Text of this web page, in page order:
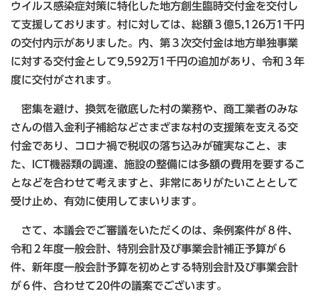
ウイルス感染症対策に特化した地方創生臨時交付金を交付し
て支援しております。村に対しては、総額３億5,126万1千円
の交付内示がありました。内、第３次交付金は地方単独事業
に対する交付金として9,592万1千円の追加があり、令和３年
度に交付がされます。
密集を避け、換気を徹底した村の業務や、商工業者のみな
さんの借入金利子補給などさまざまな村の支援策を支える交
付金であり、コロナ禍で税収の落ち込みが確実なこと、ま
た、ICT機器類の調達、施設の整備には多額の費用を要するこ
となどを合わせて考えますと、非常にありがたいこととして
受け止め、有効に使用してまいります。
さて、本議会でご審議をいただくのは、条例案件が８件、
令和２年度一般会計、特別会計及び事業会計補正予算が６
件、新年度一般会計予算を初めとする特別会計及び事業会計
が６件、合わせて20件の議案でございます。